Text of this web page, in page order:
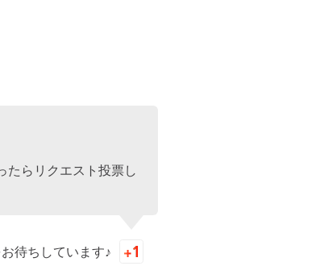
たらリクエスト投票し
待ちしています♪